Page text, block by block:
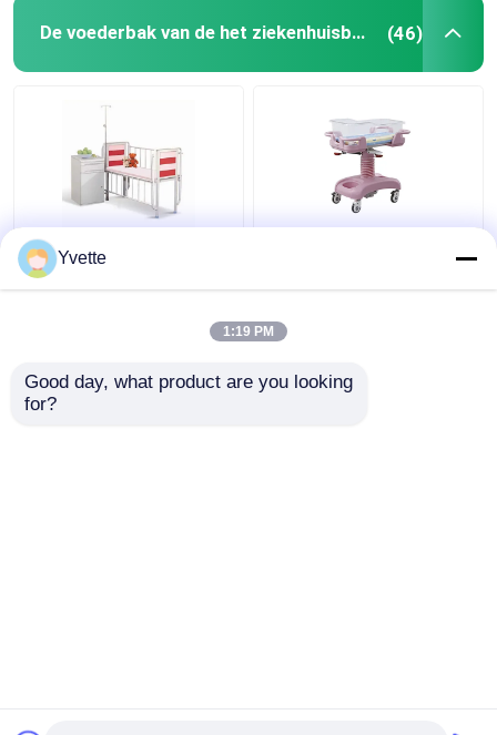
De voederbak van de het ziekenhuisbaby (46)
Het veilige en
Comfortabele Bed van
Bedvoederbak van het
Babykind met Wiel in
Yvette
1:19 PM
Good day, what product are you looking
for?